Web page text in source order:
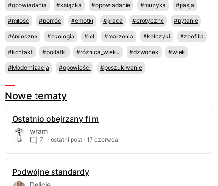
#opowiadania #książka #opowiadanie #muzyka #pasja
#miłość #pomóc #emotki #praca #erotyczne #pytanie
#śmieszne #ekologia #lol #marzenia #kolczyki #zoofilia
#kontakt #podatki #różnica_wieku #dzwonek #wiek
#Modernizacja #opowieści #poszukiwanie
Nowe tematy
Ostatnio obejrzany film
wram
7 · ostatni post · 17 czerwca
Podwójne standardy
Delicje